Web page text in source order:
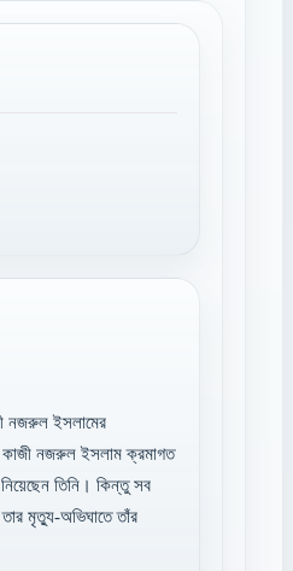
নজরুল ইসলামের
কাজী নজরুল ইসলাম ক্রমাগত
তিনি। কিন্তু সব
মৃত্যু-অভিঘাতে তাঁর